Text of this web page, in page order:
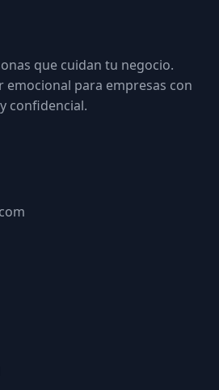
que cuidan tu negocio.
emocional para empresas con
confidencial.